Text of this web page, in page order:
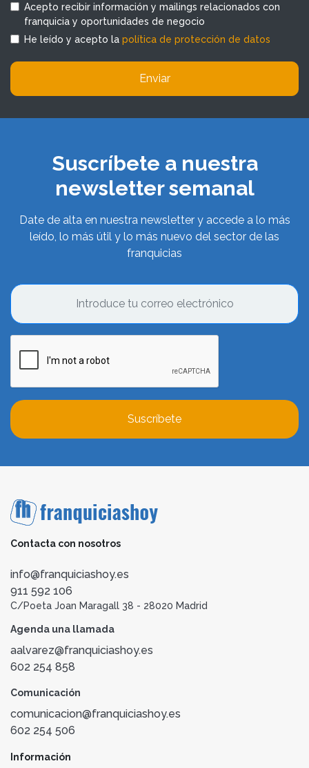
Acepto recibir información y mailings relacionados con
franquicia y oportunidades de negocio
He leído y acepto la política de protección de datos
Enviar
Suscríbete a nuestra
newsletter semanal
Date de alta en nuestra newsletter y accede a lo más
leído, lo más útil y lo más nuevo del sector de las
franquicias
Suscríbete
Contacta con nosotros
info@franquiciashoy.es
911 592 106
C/Poeta Joan Maragall 38 - 28020 Madrid
Agenda una llamada
aalvarez@franquiciashoy.es
602 254 858
Comunicación
comunicacion@franquiciashoy.es
602 254 506
Información